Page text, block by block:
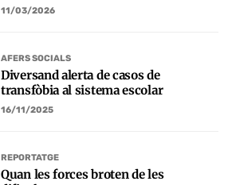
11/03/2026
AFERS SOCIALS
Diversand alerta de casos de
transfòbia al sistema escolar
16/11/2025
REPORTATGE
Quan les forces broten de les